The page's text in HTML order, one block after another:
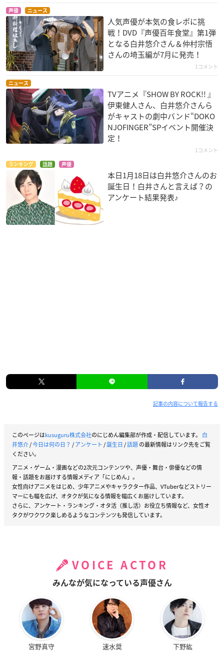
声優 ニュース
人気声優が本気の食レポに挑
戦！DVD『声優百年食堂』第1弾
となる白井悠介さん＆仲村宗悟
さんの埼玉編が7月に発売！
1コメント
ニュース
TVアニメ『SHOW BY ROCK!! 』
伊東健人さん、白井悠介さんら
がキャストの劇中バンド“DOKO
NJOFINGER”SPイベント開催決
定！
1コメント
ランキング 話題 声優
本日1月18日は白井悠介さんのお
誕生日！白井さんと言えば？の
アンケート結果発表♪
記事の内容について報告する
このページはkusuguru株式会社のにじめん編集部が作成・配信しています。 白
井悠介/今日は何の日？ /アンケート /誕生日/話題の最新情報はリンク先をご覧
ください。
アニメ・ゲーム・漫画などの2次元コンテンツや、声優・舞台・俳優などの情
報・話題をお届けする情報メディア「にじめん」。
女性向けアニメをはじめ、少年アニメやキャラクター作品、VTuberなどストリー
マーにも幅を広げ、オタクが気になる情報を幅広くお届けしています。
さらに、アンケート・ランキング・オタ活（推し活）お役立ち情報など、女性オ
タクがワクワク楽しめるようなコンテンツも発信しています。
VOICE ACTOR
みんなが気になっている声優さん
宮野真守 速水奨 下野紘